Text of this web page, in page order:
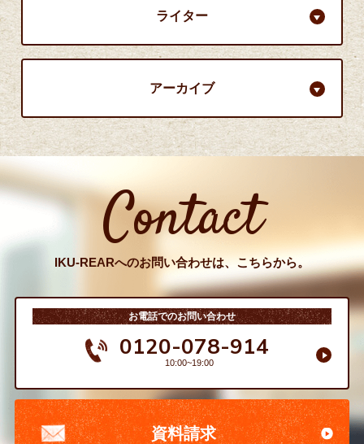
ライター
アーカイブ
Contact
IKU-REARへのお問い合わせは、こちらから。
お電話でのお問い合わせ
0120-078-914
10:00~19:00
資料請求